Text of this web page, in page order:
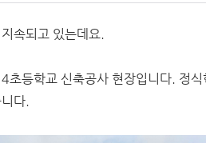
속되고 있는데요.
초등학교 신축공사 현장입니다. 정
다.